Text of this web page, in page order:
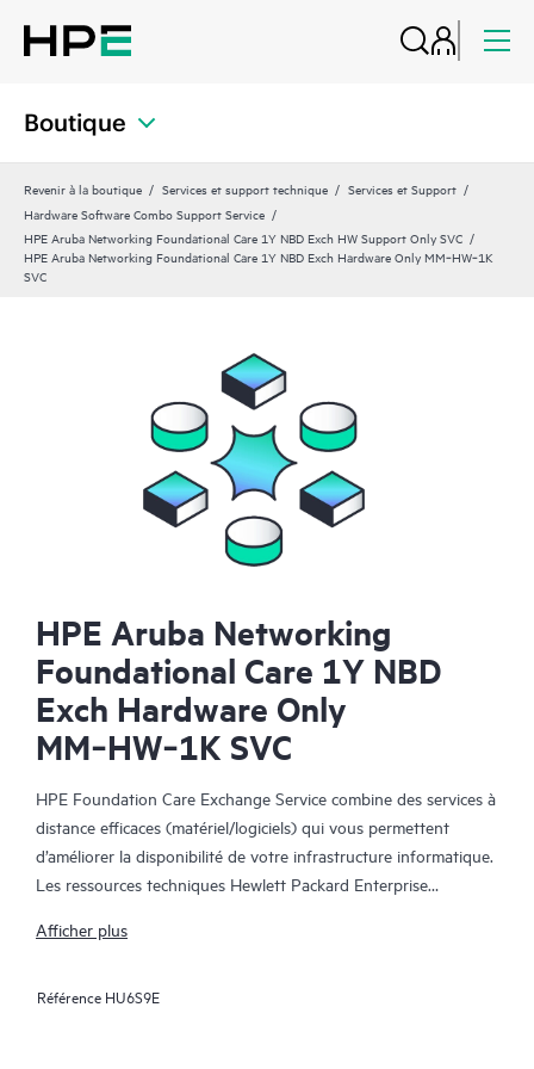
Boutique
Revenir à la boutique Services et support technique
Services et Support
Hardware Software Combo Support Service
HPE Aruba Networking Foundational Care 1Y NBD Exch HW Support Only SVC
HPE Aruba Networking Foundational Care 1Y NBD Exch Hardware Only MM‑HW‑1K
SVC
HPE Aruba Networking
Foundational Care 1Y NBD
Exch Hardware Only
MM‑HW‑1K SVC
HPE Foundation Care Exchange Service combine des services à
distance efficaces (matériel/logiciels) qui vous permettent
d’améliorer la disponibilité de votre infrastructure informatique.
Les ressources techniques Hewlett Packard Enterprise
problèmes matériels et logiciels survenus sur vos produits HPE.
Le service d’échange matériel propose un échange de pièces
Afficher plus
Référence HU6S9E